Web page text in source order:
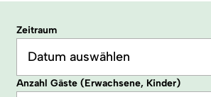
Zeitraum
Datum auswählen
Anzahl Gäste (Erwachsene, Kinder)